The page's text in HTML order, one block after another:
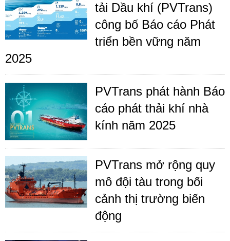
tải Dầu khí (PVTrans)
công bố Báo cáo Phát
triển bền vững năm
2025
PVTrans phát hành Báo
cáo phát thải khí nhà
kính năm 2025
PVTrans mở rộng quy
mô đội tàu trong bối
cảnh thị trường biến
động